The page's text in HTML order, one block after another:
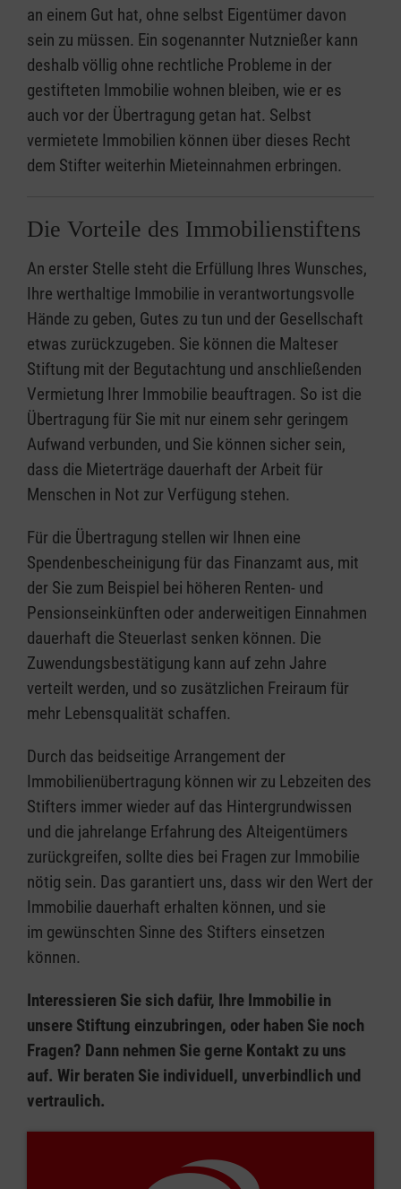
an einem Gut hat, ohne selbst Eigentümer davon
sein zu müssen. Ein sogenannter Nutznießer kann
deshalb völlig ohne rechtliche Probleme in der
gestifteten Immobilie wohnen bleiben, wie er es
auch vor der Übertragung getan hat. Selbst
vermietete Immobilien können über dieses Recht
dem Stifter weiterhin Mieteinnahmen erbringen.
Die Vorteile des Immobilienstiftens
An erster Stelle steht die Erfüllung Ihres Wunsches,
Ihre werthaltige Immobilie in verantwortungsvolle
Hände zu geben, Gutes zu tun und der Gesellschaft
etwas zurückzugeben. Sie können die Malteser
Stiftung mit der Begutachtung und anschließenden
Vermietung Ihrer Immobilie beauftragen. So ist die
Übertragung für Sie mit nur einem sehr geringem
Aufwand verbunden, und Sie können sicher sein,
dass die Mieterträge dauerhaft der Arbeit für
Menschen in Not zur Verfügung stehen.
Für die Übertragung stellen wir Ihnen eine
Spendenbescheinigung für das Finanzamt aus, mit
der Sie zum Beispiel bei höheren Renten- und
Pensionseinkünften oder anderweitigen Einnahmen
dauerhaft die Steuerlast senken können. Die
Zuwendungsbestätigung kann auf zehn Jahre
verteilt werden, und so zusätzlichen Freiraum für
mehr Lebensqualität schaffen.
Durch das beidseitige Arrangement der
Immobilienübertragung können wir zu Lebzeiten des
Stifters immer wieder auf das Hintergrundwissen
und die jahrelange Erfahrung des Alteigentümers
zurückgreifen, sollte dies bei Fragen zur Immobilie
nötig sein. Das garantiert uns, dass wir den Wert der
Immobilie dauerhaft erhalten können, und sie
im gewünschten Sinne des Stifters einsetzen
können.
Interessieren Sie sich dafür, Ihre Immobilie in
unsere Stiftung einzubringen, oder haben Sie noch
Fragen? Dann nehmen Sie gerne Kontakt zu uns
auf. Wir beraten Sie individuell, unverbindlich und
vertraulich.